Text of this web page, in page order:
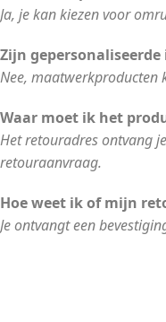
Ja, je kan kiezen voor
Zijn
Nee, maatwerkproducten
Waar moet ik het
Het retouradres ontvang
retouraanvraag.
Hoe weet ik of mijn
Je ontvangt een